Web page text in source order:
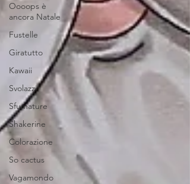
Oooops è
ancora Natale
Fustelle
Giratutto
Kawaii
Svolazzi
Sfumature
Shakerine
Colorazione
So cactus
Vagamondo